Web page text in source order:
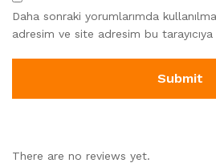
Daha sonraki yorumlarımda
adresim ve site adresim bu
There are no reviews yet.